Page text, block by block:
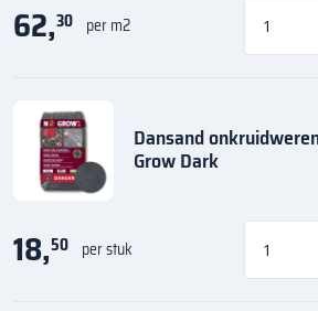
62,30 per m2
Dansand
Grow Dark
18,50 per stuk